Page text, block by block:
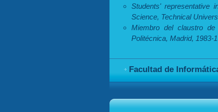
Students' representative
Science, Technical
Miembro del claustro
Politécnica, Madrid, 1983-
Facultad de